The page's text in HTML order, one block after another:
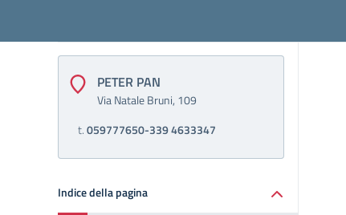
PETER PAN
Via Natale Bruni, 109
t.059777650-339 4633347
Indice della pagina